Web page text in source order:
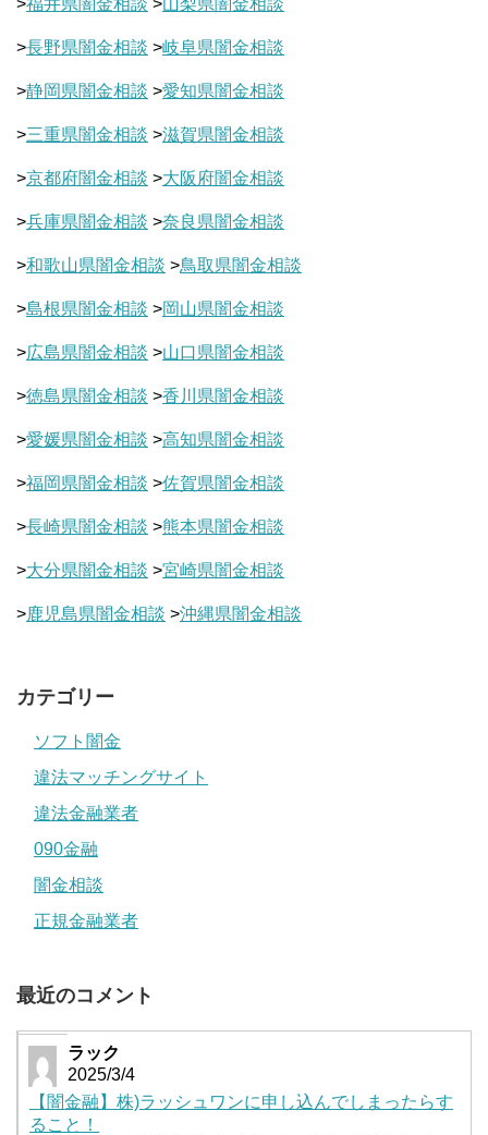
>長野県闇金相談 >岐阜県闇金相談
>静岡県闇金相談 >愛知県闇金相談
>三重県闇金相談 >滋賀県闇金相談
>京都府闇金相談 >大阪府闇金相談
>兵庫県闇金相談 >奈良県闇金相談
>和歌山県闇金相談 >鳥取県闇金相談
>島根県闇金相談 >岡山県闇金相談
>広島県闇金相談 >山口県闇金相談
>徳島県闇金相談 >香川県闇金相談
>愛媛県闇金相談 >高知県闇金相談
>福岡県闇金相談 >佐賀県闇金相談
>長崎県闇金相談 >熊本県闇金相談
>大分県闇金相談 >宮崎県闇金相談
>鹿児島県闇金相談 >沖縄県闇金相談
カテゴリー
ソフト闇金
違法マッチングサイト
違法金融業者
090金融
闇金相談
正規金融業者
最近のコメント
ラック
2025/3/4
【闇金融】株)ラッシュワンに申し込んでしまったらす
ること！